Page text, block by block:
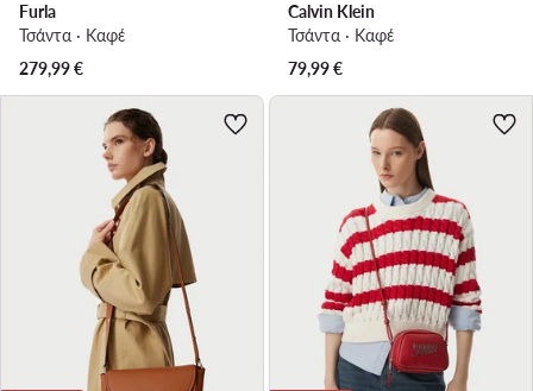
Furla
Τσάντα · Καφέ
279,99€
Calvin Klein
Τσάντα · Καφέ
79,99€